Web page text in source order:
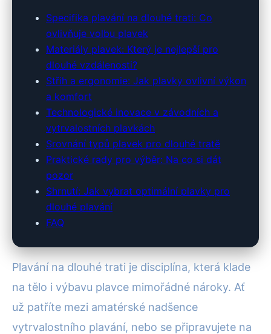
Dlouhé Trati: Výkon a Komfort
3. 3. 2026· 10 min čtení · Autor: Klára Nováková
Specifika plavání na dlouhé trati: Co
ovlivňuje volbu plavek
Materiály plavek: Který je nejlepší pro
dlouhé vzdálenosti?
Střih a ergonomie: Jak plavky ovlivní výkon
a komfort
Technologické inovace v závodních a
vytrvalostních plavkách
Srovnání typů plavek pro dlouhé tratě
Praktické rady pro výběr: Na co si dát
pozor
Shrnutí: Jak vybrat optimální plavky pro
dlouhé plavání
FAQ
Plavání na dlouhé trati je disciplína, která klade
na tělo i výbavu plavce mimořádné nároky. Ať
už patříte mezi amatérské nadšence
vytrvalostního plavání, nebo se připravujete na